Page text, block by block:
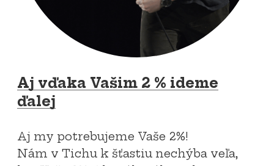
Aj vďaka Vašim 2 % ideme
ďalej
Aj my potrebujeme Vaše 2%!
Nám v Tichu k šťastiu nechýba veľa,